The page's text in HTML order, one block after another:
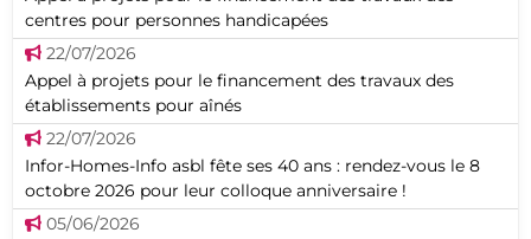
centres pour personnes handicapées
22/07/2026
Appel à projets pour le financement des travaux des
établissements pour aînés
22/07/2026
Infor-Homes-Info asbl fête ses 40 ans : rendez-vous le 8
octobre 2026 pour leur colloque anniversaire !
05/06/2026